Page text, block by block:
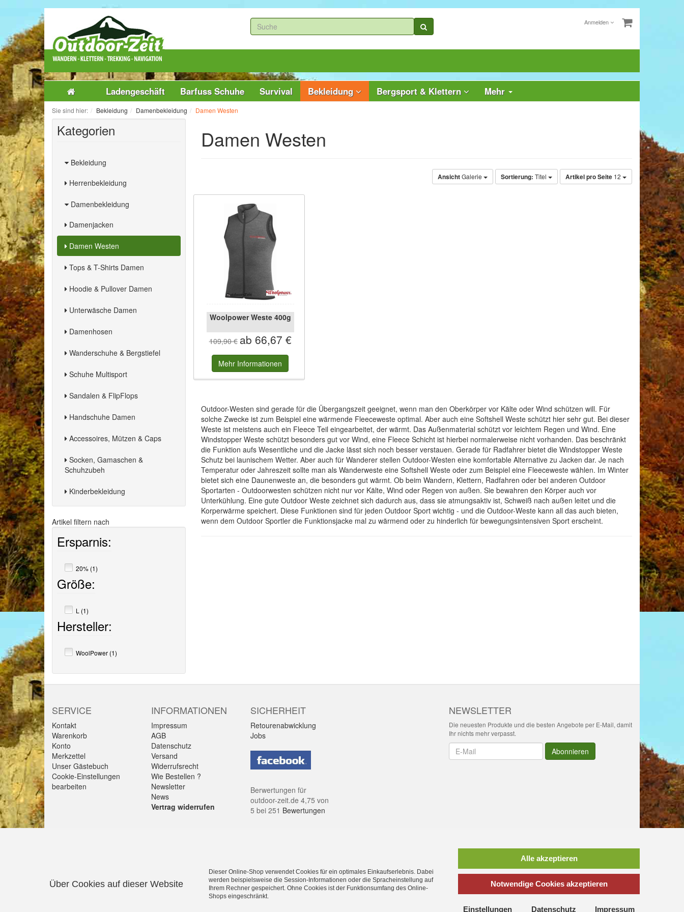
Anmelden
Ladengeschäft Barfuss Schuhe Survival Bekleidung Bergsport & Klettern Mehr
Sie sind hier: Bekleidung Damenbekleidung Damen Westen
Kategorien
Bekleidung
Herrenbekleidung
Damenbekleidung
Damenjacken
Damen Westen
Tops & T-Shirts Damen
Hoodie & Pullover Damen
Unterwäsche Damen
Damenhosen
Wanderschuhe & Bergstiefel
Schuhe Multisport
Sandalen & FlipFlops
Handschuhe Damen
Accessoires, Mützen & Caps
Socken, Gamaschen &
Schuhzubeh
Kinderbekleidung
Artikel filtern nach
Ersparnis:
20% (1)
Größe:
L (1)
Hersteller:
WoolPower (1)
Damen Westen
AnsichtGalerie Sortierung: Titel Artikel pro Seite 12
Woolpower Weste 400g
109,90 € ab 66,67 €
Mehr Informationen
Outdoor-Westen sind gerade für die Übergangszeit geeignet, wenn man den Oberkörper vor Kälte oder Wind schützen will. Für
solche Zwecke ist zum Beispiel eine wärmende Fleeceweste optimal. Aber auch eine Softshell Weste schützt hier sehr gut. Bei dieser
Weste ist meistens auch ein Fleece Teil eingearbeitet, der wärmt. Das Außenmaterial schützt vor leichtem Regen und Wind. Eine
Windstopper Weste schützt besonders gut vor Wind, eine Fleece Schicht ist hierbei normalerweise nicht vorhanden. Das beschränkt
die Funktion aufs Wesentliche und die Jacke lässt sich noch besser verstauen. Gerade für Radfahrer bietet die Windstopper Weste
Schutz bei launischem Wetter. Aber auch für Wanderer stellen Outdoor-Westen eine komfortable Alternative zu Jacken dar. Je nach
Temperatur oder Jahreszeit sollte man als Wanderweste eine Softshell Weste oder zum Beispiel eine Fleeceweste wählen. Im Winter
bietet sich eine Daunenweste an, die besonders gut wärmt. Ob beim Wandern, Klettern, Radfahren oder bei anderen Outdoor
Sportarten - Outdoorwesten schützen nicht nur vor Kälte, Wind oder Regen von außen. Sie bewahren den Körper auch vor
Unterkühlung. Eine gute Outdoor Weste zeichnet sich dadurch aus, dass sie atmungsaktiv ist, Schweiß nach außen leitet und die
Korperwärme speichert. Diese Funktionen sind für jeden Outdoor Sport wichtig - und die Outdoor-Weste kann all das auch bieten,
wenn dem Outdoor Sportler die Funktionsjacke mal zu wärmend oder zu hinderlich für bewegungsintensiven Sport erscheint.
SERVICE
Kontakt
Warenkorb
Konto
Merkzettel
Unser Gästebuch
Cookie-Einstellungen
bearbeiten
INFORMATIONEN
Impressum
AGB
Datenschutz
Versand
Widerrufsrecht
Wie Bestellen ?
Newsletter
News
Vertrag widerrufen
SICHERHEIT
Retourenabwicklung
Jobs
Berwertungen für
outdoor-zeit.de 4,75 von
5 bei 251 Bewertungen
NEWSLETTER
Die neuesten Produkte und die besten Angebote per E-Mail, damit
Ihr nichts mehr verpasst.
Newsletter Abonnieren
Alle Preise verstehen sich inkl. MwSt. & zzgl. Versandkosten. Irrtümer & kleine Produktabweichungen vorbehalten!
Gültig solange Verfügbar. Die Abbildungen enthalten teilweise Dekoration bzw. Zusatzausstattung. Preise gelten ohne diese.
Alle Rechte an Namen, Beschreibungen sowie Bildern gehören ausschließlich den Inhabern. Dein OutdoorFachgeschäft für Stuttgart, Ulm, Aalen, Schwäbisch Hall,
Schorndorf,Göppingen,Heidenheim und Schwäbisch Gmünd Ostalbkreis
Seminar und Schulungs Stadlvielleicht das richtige
Über Cookies auf dieser Website
Dieser Online-Shop verwendet Cookies für ein optimales Einkaufserlebnis. Dabei
werden beispielsweise die Session-Informationen oder die Spracheinstellung auf
Ihrem Rechner gespeichert. Ohne Cookies ist der Funktionsumfang des Online-
Shops eingeschränkt.
Alle akzeptieren
Notwendige Cookies akzeptieren
Einstellungen Datenschutz Impressum